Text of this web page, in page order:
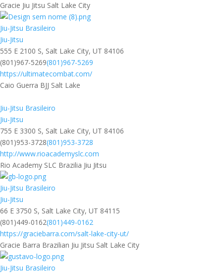
Gracie Jiu Jitsu Salt Lake City
Jiu-Jitsu Brasileiro
Jiu-Jitsu
555 E 2100 S, Salt Lake City, UT 84106
(801)967-5269(801)967-5269
https://ultimatecombat.com/
Caio Guerra BJJ Salt Lake
Jiu-Jitsu Brasileiro
Jiu-Jitsu
755 E 3300 S, Salt Lake City, UT 84106
(801)953-3728(801)953-3728
http://www.rioacademyslc.com
Rio Academy SLC Brazilia Jiu Jitsu
Jiu-Jitsu Brasileiro
Jiu-Jitsu
66 E 3750 S, Salt Lake City, UT 84115
(801)449-0162(801)449-0162
https://graciebarra.com/salt-lake-city-ut/
Gracie Barra Brazilian Jiu Jitsu Salt Lake City
Jiu-Jitsu Brasileiro